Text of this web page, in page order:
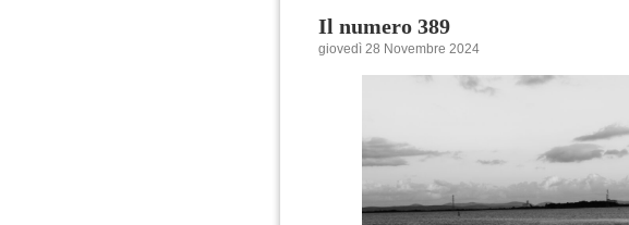
Il numero 389
giovedì 28 Novembre 2024